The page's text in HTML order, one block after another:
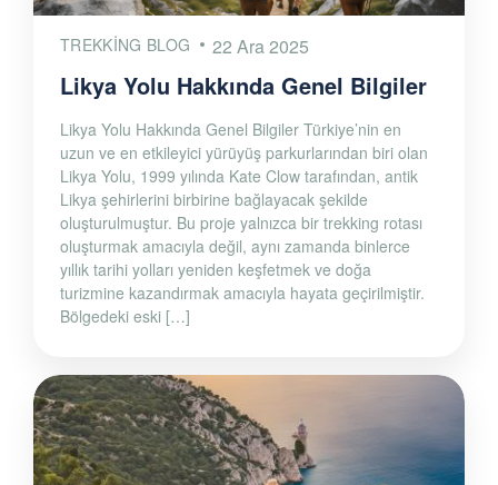
TREKKING BLOG 22 Ara 2025
Likya Yolu Hakkında Genel Bilgiler
Likya Yolu Hakkında Genel Bilgiler Türkiye’nin en
uzun ve en etkileyici yürüyüş parkurlarından biri olan
Likya Yolu, 1999 yılında Kate Clow tarafından, antik
Likya şehirlerini birbirine bağlayacak şekilde
oluşturulmuştur. Bu proje yalnızca bir trekking rotası
oluşturmak amacıyla değil, aynı zamanda binlerce
yıllık tarihi yolları yeniden keşfetmek ve doğa
turizmine kazandırmak amacıyla hayata geçirilmiştir.
Bölgedeki eski […]